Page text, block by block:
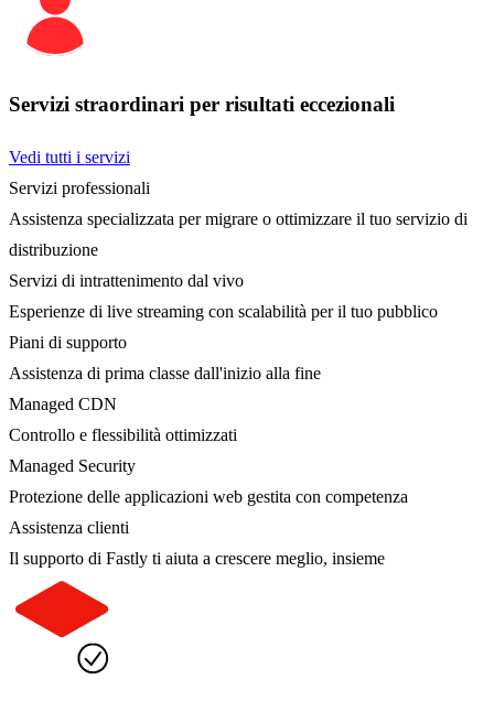
Servizi straordinari per risultati eccezionali
Vedi tutti i servizi
Servizi professionali
Assistenza specializzata per migrare o ottimizzare il tuo servizio di
distribuzione
Servizi di intrattenimento dal vivo
Esperienze di live streaming con scalabilità per il tuo pubblico
Piani di supporto
Assistenza di prima classe dall'inizio alla fine
Managed CDN
Controllo e flessibilità ottimizzati
Managed Security
Protezione delle applicazioni web gestita con competenza
Assistenza clienti
Il supporto di Fastly ti aiuta a crescere meglio, insieme